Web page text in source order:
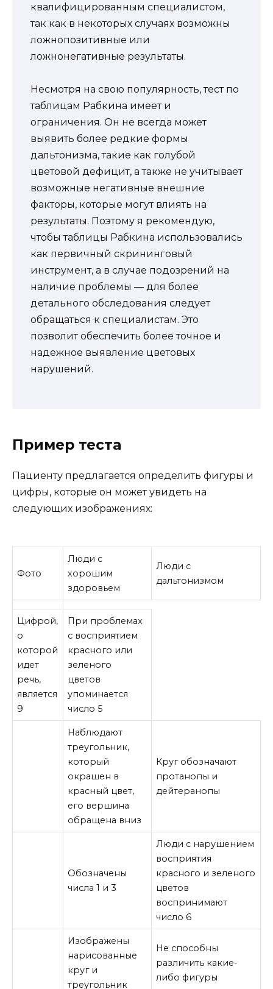
квалифицированным специалистом,
так как в некоторых случаях возможны
ложнопозитивные или
ложнонегативные результаты.
Несмотря на свою популярность, тест по
таблицам Рабкина имеет и
ограничения. Он не всегда может
выявить более редкие формы
дальтонизма, такие как голубой
цветовой дефицит, а также не учитывает
возможные негативные внешние
факторы, которые могут влиять на
результаты. Поэтому я рекомендую,
чтобы таблицы Рабкина использовались
как первичный скрининговый
инструмент, а в случае подозрений на
наличие проблемы — для более
детального обследования следует
обращаться к специалистам. Это
позволит обеспечить более точное и
надежное выявление цветовых
нарушений.
Пример теста
Пациенту предлагается определить фигуры и
цифры, которые он может увидеть на
следующих изображениях:
Фото
Люди с
хорошим
здоровьем
Люди с
дальтонизмом
Цифрой,
о
которой
идет
речь,
является
9
При проблемах
с восприятием
красного или
зеленого
цветов
упоминается
число 5
Наблюдают
треугольник,
который
окрашен в
красный цвет,
его вершина
обращена вниз
Круг обозначают
протанопы и
дейтеранопы
Обозначены
числа 1 и 3
Люди с нарушением
восприятия
красного и зеленого
цветов
воспринимают
число 6
Изображены
нарисованные
круг и
треугольник
Не способны
различить какие-
либо фигуры